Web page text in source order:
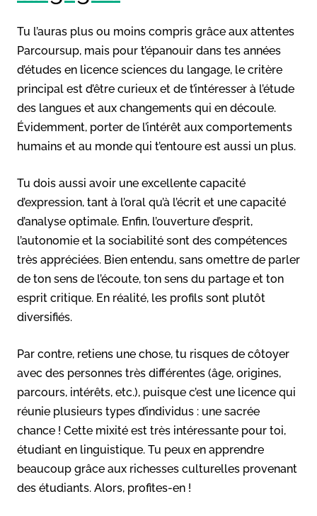
Tu l’auras plus ou moins compris grâce aux attentes
Parcoursup, mais pour t’épanouir dans tes années
d’études en licence sciences du langage, le critère
principal est d’être curieux et de t’intéresser à l’étude
des langues et aux changements qui en découle.
Évidemment, porter de l’intérêt aux comportements
humains et au monde qui t’entoure est aussi un plus.
Tu dois aussi avoir une excellente capacité
d’expression, tant à l’oral qu’à l’écrit et une capacité
d’analyse optimale. Enfin, l’ouverture d’esprit,
l’autonomie et la sociabilité sont des compétences
très appréciées. Bien entendu, sans omettre de parler
de ton sens de l’écoute, ton sens du partage et ton
esprit critique. En réalité, les profils sont plutôt
diversifiés.
Par contre, retiens une chose, tu risques de côtoyer
avec des personnes très différentes (âge, origines,
parcours, intérêts, etc.), puisque c’est une licence qui
réunie plusieurs types d’individus : une sacrée
chance ! Cette mixité est très intéressante pour toi,
étudiant en linguistique. Tu peux en apprendre
beaucoup grâce aux richesses culturelles provenant
des étudiants. Alors, profites-en !